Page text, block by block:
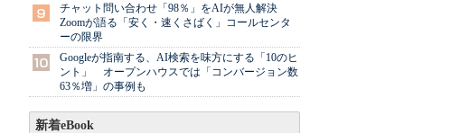
チャット問い合わせ「98％」をAIが無人解決
Zoomが語る「安く・速くさばく」コールセンタ
ーの限界
Googleが指南する、AI検索を味方にする「10のヒ
ント」 オープンハウスでは「コンバージョン数
63％増」の事例も
新着eBook